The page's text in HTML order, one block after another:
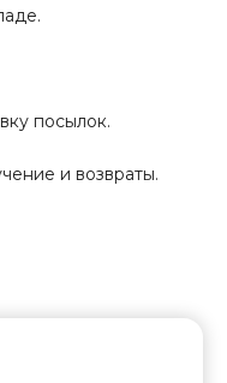
посылок.
и возвраты.